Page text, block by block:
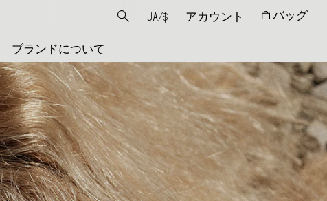
JA/$ アカウント バッグ
ブランドについて